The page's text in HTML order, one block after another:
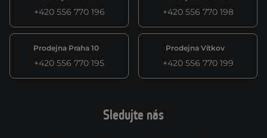
+420 556 770 196 +420 556 770 198
Prodejna Praha 10
+420 556 770 195
Prodejna Vítkov
+420 556 770 199
Sledujte nás